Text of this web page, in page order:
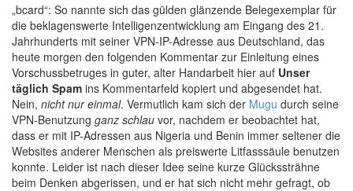
„bcard“: So nannte sich das gülden glänzende Belegexemplar für
die beklagenswerte Intelligenzentwicklung am Eingang des 21.
Jahrhunderts mit seiner VPN-IP-Adresse aus Deutschland, das
heute morgen den folgenden Kommentar zur Einleitung eines
Vorschussbetruges in guter, alter Handarbeit hier auf Unser
täglich Spam ins Kommentarfeld kopiert und abgesendet hat.
Nein, nicht nur einmal. Vermutlich kam sich der Mugu durch seine
VPN-Benutzung ganz schlau vor, nachdem er beobachtet hat,
dass er mit IP-Adressen aus Nigeria und Benin immer seltener die
Websites anderer Menschen als preiswerte Litfasssäule benutzen
konnte. Leider ist nach dieser Idee seine kurze Glückssträhne
beim Denken abgerissen, und er hat sich nicht mehr gefragt, ob